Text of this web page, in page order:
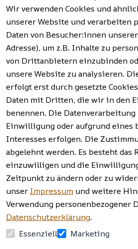
Wir verwenden Cookies und
unserer Website und verarbeiten
Daten von Besucher:innen
Adresse), um z.B. Inhalte zu
von Drittanbietern einzubinden
unsere Website zu analysieren.
erfolgt erst durch gesetzte
Daten mit Dritten, die wir in den
benennen. Die
Einwilligung oder aufgrund eines
Interesses erfolgen. Die
abgelehnt werden. Es besteht das
einzuwilligen und die
Zeitpunkt zu ändern oder zu
unser Impressum und weitere
Verwendung personenbezogener
Datenschutzerklärung.
Essenziell
Marketing
el rund um
Werkzeuge,
Garten,
Haushalt
und mehr.
Vertrag
widerrufen
Widerrufsrech
t
Hinweise zur
Batterieentso
rgung
t
Häufige
Fragen
(FAQ)
Facebook |
Instagram |
Newsletter
AGB |